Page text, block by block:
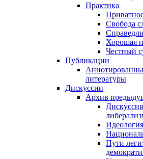
Практика
Свобода
Хорошая
Честный
Публикации
литературы
Дискуссии
Архив
Пути